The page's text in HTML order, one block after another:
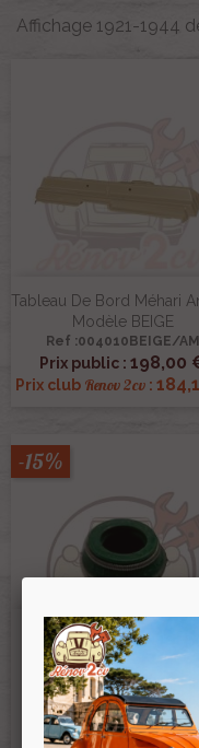
Affichage 1921-1944
Tableau De Bord Méhari
Modèle BEIGE
Ref :004010BEIGE/AM
Prix public : 198,00
Prix club Renov 2cv :
Joint Queue Soupape
Caoutchouc Diam
Soupape 8 Ou 8.5mm
Ref :002673
2,60 €
Prix public :2,21 €
-15%